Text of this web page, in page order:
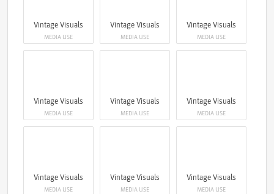
Vintage Visuals
MEDIA USE
Vintage Visuals
MEDIA USE
Vintage Visuals
MEDIA USE
Vintage Visuals
MEDIA USE
Vintage Visuals
MEDIA USE
Vintage Visuals
MEDIA USE
Vintage Visuals
MEDIA USE
Vintage Visuals
MEDIA USE
Vintage Visuals
MEDIA USE